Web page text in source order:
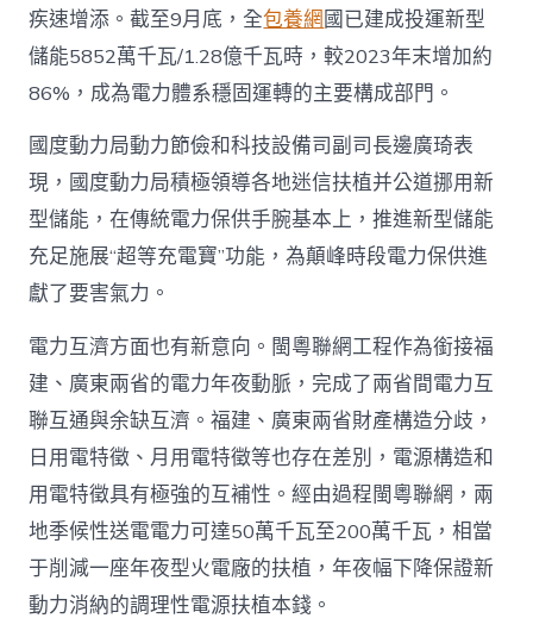
疾速增添。截至9月底，全包養網國已建成投運新型
儲能5852萬千瓦/1.28億千瓦時，較2023年末增加約
86%，成為電力體系穩固運轉的主要構成部門。
國度動力局動力節儉和科技設備司副司長邊廣琦表
現，國度動力局積極領導各地迷信扶植并公道挪用新
型儲能，在傳統電力保供手腕基本上，推進新型儲能
充足施展“超等充電寶”功能，為顛峰時段電力保供進
獻了要害氣力。
電力互濟方面也有新意向。閩粵聯網工程作為銜接福
建、廣東兩省的電力年夜動脈，完成了兩省間電力互
聯互通與余缺互濟。福建、廣東兩省財產構造分歧，
日用電特徵、月用電特徵等也存在差別，電源構造和
用電特徵具有極強的互補性。經由過程閩粵聯網，兩
地季候性送電電力可達50萬千瓦至200萬千瓦，相當
于削減一座年夜型火電廠的扶植，年夜幅下降保證新
動力消納的調理性電源扶植本錢。